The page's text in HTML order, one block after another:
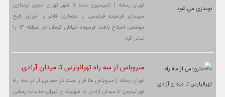
تهران رسانه | کمیسیون ماده ۵ شهر تهران مجوز نوسازی
سینمای فرسوده فردوسی با معماری فاخر و اجرای طرح
موضعی اصلاح بافت فرسوده خیابان کرمان در منطقه ۱۴ را
صادر کرد.
متروباس از سه راه تهرانپارس تا میدان آزادی
تهران رسانه | متروباس ها قرار است در خط بی آر تی سه راه
تهرانپارس تا میدان آزادی به شهروندان تهران خدمات رسانی